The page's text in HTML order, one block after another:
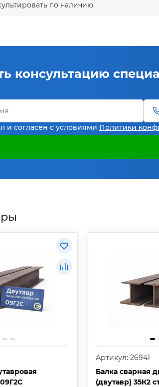
по наличию.
консультацию
и согласен с условиями Политики
Артикул: 26941
Балка сварная
(двутавр) 35К2